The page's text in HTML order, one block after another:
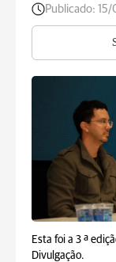
Publicado: 15/
Esta foi a 3 ª
Divulgação.